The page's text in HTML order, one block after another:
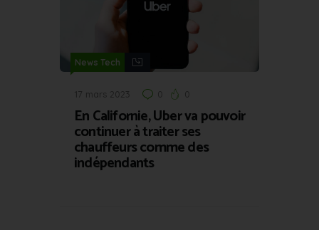
News Tech
17 mars 2023 0 0
En Californie, Uber va pouvoir
continuer à traiter ses
chauffeurs comme des
indépendants